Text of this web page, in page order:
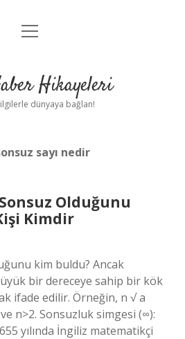
Anasayfa
Yasal Uyarı
menüyü
Hikayeleri
dünyaya bağlan!
sayı nedir
Olduğunu
Kimdir
kim buldu? Ancak
bir dereceye sahip bir kök
ifade edilir. Örneğin, n √ a
n>2. Sonsuzluk simgesi (∞):
yılında İngiliz matematikçi